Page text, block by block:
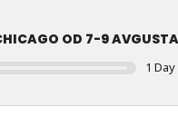
OD 7-9
1